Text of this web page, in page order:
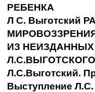
РЕБЕНКА
Л С. Выготский
ИЗ
Л.С.ВЫГОТСКОГО
Л.С.Выготский.
Выступление